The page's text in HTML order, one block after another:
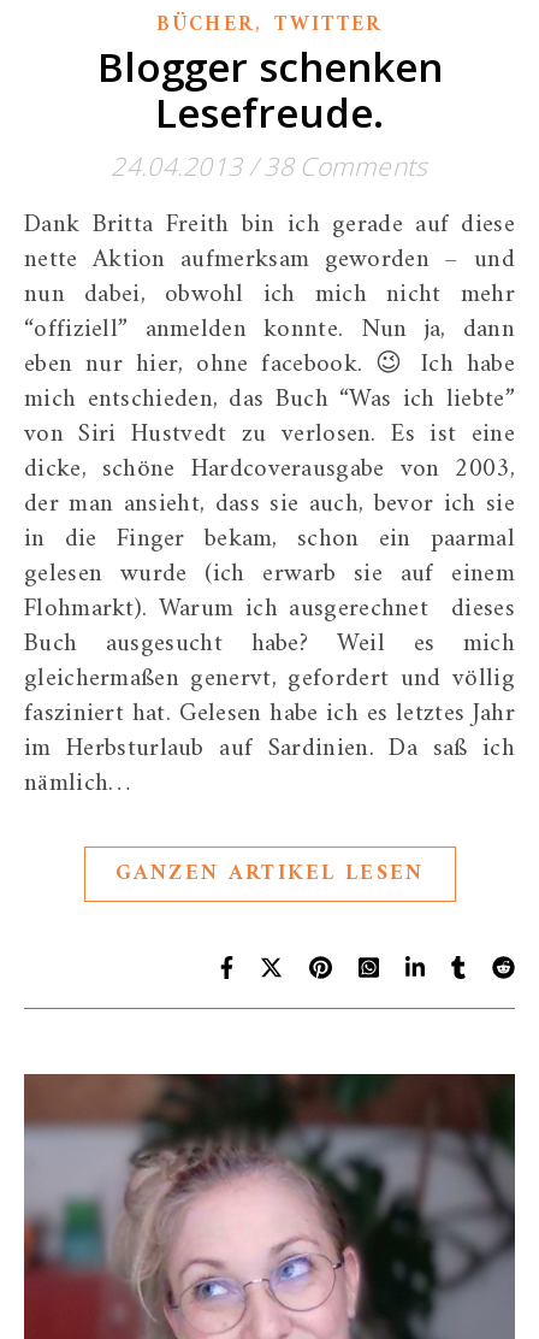
BÜCHER,TWITTER
Blogger schenken
Lesefreude.
24.04.2013 / 38 Comments
Dank Britta Freith bin ich gerade auf diese
nette Aktion aufmerksam geworden – und
nun dabei, obwohl ich mich nicht mehr
“offiziell” anmelden konnte. Nun ja, dann
eben nur hier, ohne facebook. 😉 Ich habe
mich entschieden, das Buch “Was ich liebte”
von Siri Hustvedt zu verlosen. Es ist eine
dicke, schöne Hardcoverausgabe von 2003,
der man ansieht, dass sie auch, bevor ich sie
in die Finger bekam, schon ein paarmal
gelesen wurde (ich erwarb sie auf einem
Flohmarkt). Warum ich ausgerechnet dieses
Buch ausgesucht habe? Weil es mich
gleichermaßen genervt, gefordert und völlig
fasziniert hat. Gelesen habe ich es letztes Jahr
im Herbsturlaub auf Sardinien. Da saß ich
nämlich…
GANZEN ARTIKEL LESEN